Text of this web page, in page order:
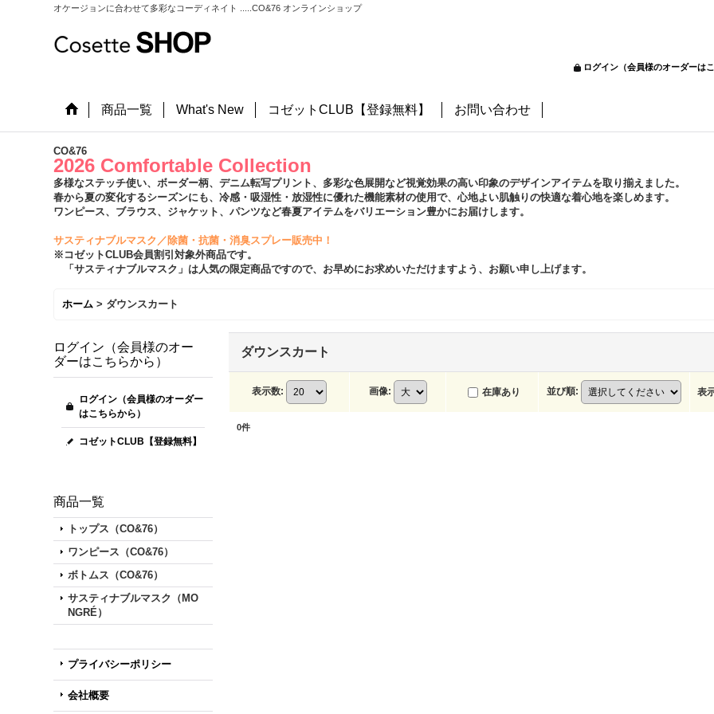
オケージョンに合わせて多彩なコーディネイト .....CO&76 オンラインショップ
ログイン（会員様のオーダーはこ
商品一覧 What's New コゼットCLUB【登録無料】 お問い合わせ
CO&76
2026 Comfortable Collection
多様なステッチ使い、ボーダー柄、デニム転写プリント、多彩な色展開など視覚効果の高い印象のデザインアイテムを取り揃えました。
春から夏の変化するシーズンにも、冷感・吸湿性・放湿性に優れた機能素材の使用で、心地よい肌触りの快適な着心地を楽しめます。
ワンピース、ブラウス、ジャケット、パンツなど春夏アイテムをバリエーション豊かにお届けします。
サスティナブルマスク／除菌・抗菌・消臭スプレー販売中！
※コゼットCLUB会員割引対象外商品です。
「サスティナブルマスク」は人気の限定商品ですので、お早めにお求めいただけますよう、お願い申し上げます。
ホーム > ダウンスカート
ログイン（会員様のオー
ダーはこちらから）
ログイン（会員様のオーダー
はこちらから）
コゼットCLUB【登録無料】
商品一覧
トップス（CO&76）
ワンピース（CO&76）
ボトムス（CO&76）
サスティナブルマスク（MO
NGRÉ）
プライバシーポリシー
会社概要
ダウンスカート
表示数: 画像: 在庫あり 並び順: 表
0件